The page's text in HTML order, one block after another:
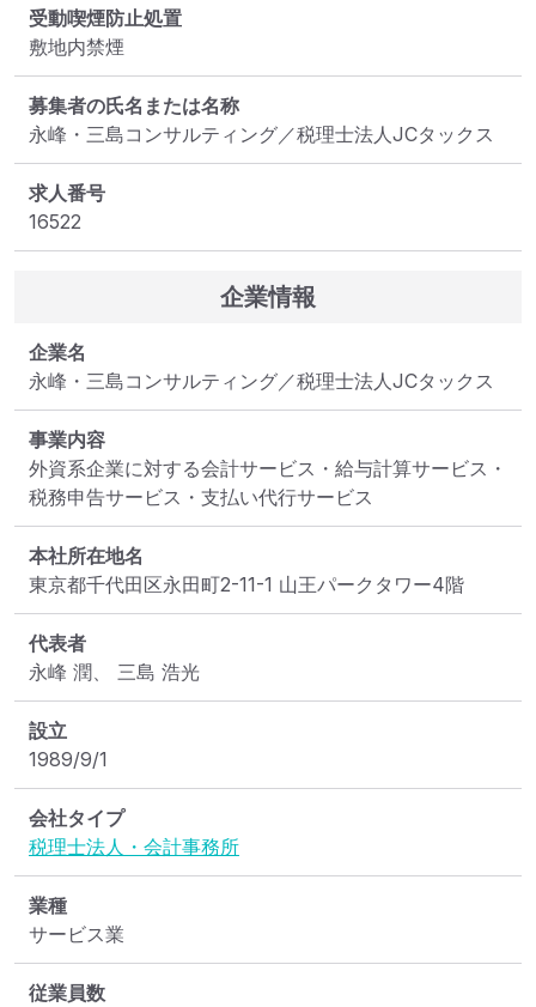
受動喫煙防止処置
敷地内禁煙
募集者の氏名または名称
永峰・三島コンサルティング／税理士法人JCタックス
求人番号
16522
企業情報
企業名
永峰・三島コンサルティング／税理士法人JCタックス
事業内容
外資系企業に対する会計サービス・給与計算サービス・
税務申告サービス・支払い代行サービス
本社所在地名
東京都千代田区永田町2-11-1 山王パークタワー4階
代表者
永峰 潤、 三島 浩光
設立
1989/9/1
会社タイプ
税理士法人・会計事務所
業種
サービス業
従業員数